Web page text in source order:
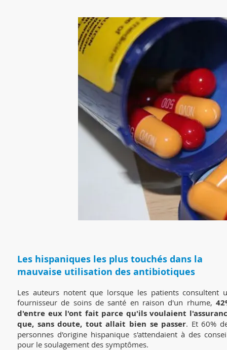
Les hispaniques les plus touchés dans la
mauvaise utilisation des antibiotiques
Les auteurs notent que lorsque les patients consultent
fournisseur de soins de santé en raison d'un rhume,
d'entre eux l'ont fait parce qu'ils voulaient
que, sans doute, tout allait bien se passer. Et 60%
personnes d'origine hispanique s'attendaient à des
pour le soulagement des symptômes.